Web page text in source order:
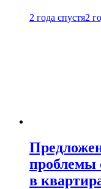
2 года спустя2
проблемы
в